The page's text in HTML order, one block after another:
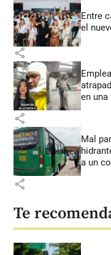
Entre
el
share
en
share
Mal
a un
share
Te